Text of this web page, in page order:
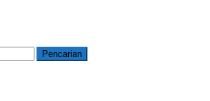
Pencarian